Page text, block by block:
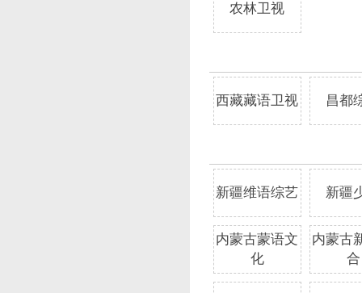
农林卫视
西藏藏语卫视 昌都
新疆维语综艺 新疆
内蒙古蒙语文
化
内蒙古
合